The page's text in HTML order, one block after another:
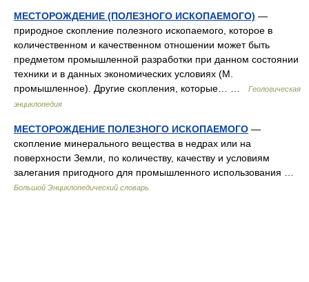
МЕСТОРОЖДЕНИЕ (ПОЛЕЗНОГО ИСКОПАЕМОГО) —
природное скопление полезного ископаемого, которое в
количественном и качественном отношении может быть
предметом промышленной разработки при данном состоянии
техники и в данных экономических условиях (М.
промышленное). Другие скопления, которые… …
Геологическая
энциклопедия
МЕСТОРОЖДЕНИЕ ПОЛЕЗНОГО ИСКОПАЕМОГО —
скопление минерального вещества в недрах или на
поверхности Земли, по количеству, качеству и условиям
залегания пригодного для промышленного использования …
Большой Энциклопедический словарь